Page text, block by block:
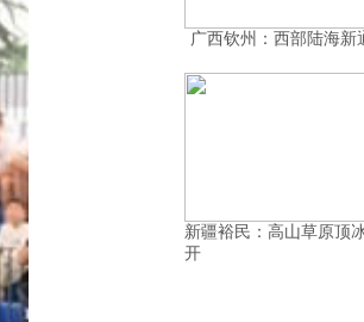
广西钦州：西部陆海
新疆裕民：高山草原顶
开